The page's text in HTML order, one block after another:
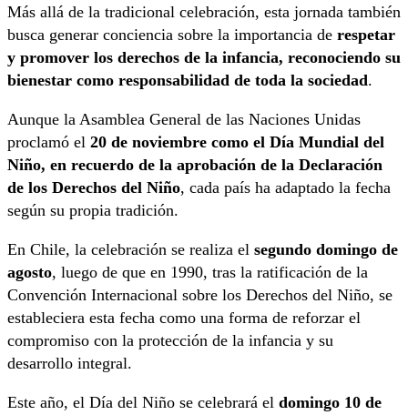
Más allá de la tradicional celebración, esta jornada también
busca generar conciencia sobre la importancia de respetar
y promover los derechos de la infancia, reconociendo su
bienestar como responsabilidad de toda la sociedad.
Aunque la Asamblea General de las Naciones Unidas
proclamó el 20 de noviembre como el Día Mundial del
Niño, en recuerdo de la aprobación de la Declaración
de los Derechos del Niño, cada país ha adaptado la fecha
según su propia tradición.
En Chile, la celebración se realiza el segundo domingo de
agosto, luego de que en 1990, tras la ratificación de la
Convención Internacional sobre los Derechos del Niño, se
estableciera esta fecha como una forma de reforzar el
compromiso con la protección de la infancia y su
desarrollo integral.
Este año, el Día del Niño se celebrará el domingo 10 de